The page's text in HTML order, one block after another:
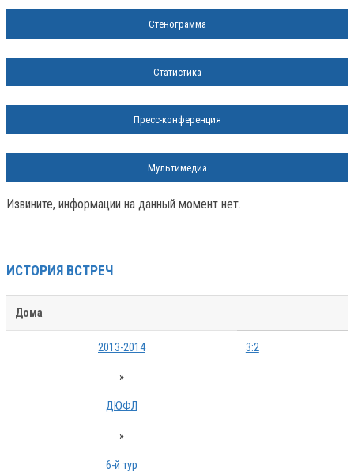
Стенограмма
Статистика
Пресс-конференция
Мультимедиа
Извините, информации на данный момент нет.
ИСТОРИЯ ВСТРЕЧ
Дома
2013-2014
»
ДЮФЛ
»
6-й тур
3:2